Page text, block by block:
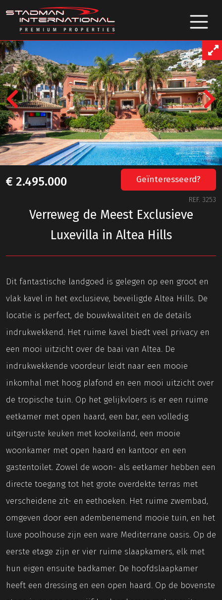
Previous
€ 2.495.000
REF. 3253
Geïnteresseerd?
Verreweg de Meest Exclusieve
Luxevilla in Altea Hills
Dit fantastische landgoed is gelegen op een groot en
vlak kavel in het exclusieve, beveiligde Altea Hills. De
locatie is perfect, de bouwkwaliteit en de details
indrukwekkend. Het ruime kavel biedt veel privacy en
een mooi uitzicht over de baai van Altea. De
indrukwekkende voordeur leidt naar een mooie
inkomhal met hoog plafond en een mooi uitzicht over
de tropische tuin. Op het gelijkvloers is er een ruime
eetkamer met open haard, een bar, een volledig
uitgeruste keuken met kookeiland, een mooie
woonkamer met open haard en kantoor en een
gastentoilet. Zowel de woon- als eetkamer hebben een
directe toegang tot het grote overdekte terras met
verscheidene zit- en eethoeken. Het ruime zwembad,
omgeven door een adembenemend mooie tuin, en het
luxe poolhouse zijn een ware Mediterrane oasis. Op de
eerste etage zijn er vier ruime slaapkamers, elk met
hun eigen ensuite badkamer. De hoofdslaapkamer
heeft een dressing en een open haard. Op de bovenste